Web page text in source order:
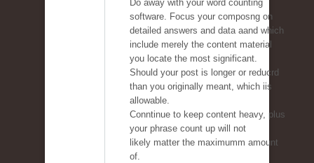
Do away with your word counting
software. Focus your composng on
detailed answers and data aand which
include merely the content material
you locate the most significant.
Should your post is longer or reducrd
than you originally meant, which iis
allowable.
Conntinue to keep content heavy, plus
your phrase count up will not
likely matter the maximumm amount
of.